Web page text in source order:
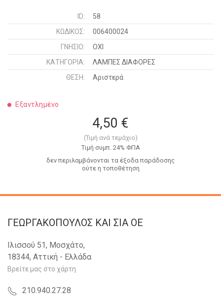
ID:
58
ΚΩΔΙΚΌΣ:
006400024
ΓΝΉΣΙΟ:
ΟΧΙ
ΚΑΤΗΓΟΡΊΑ:
ΛΑΜΠΕΣ ΔΙΑΦΟΡΕΣ
ΘΈΣΗ:
Αριστερά
Εξαντλημένο
4,50 €
(Τιμή ανά τεμάχιο)
Tιμή συμπ. 24% ΦΠΑ
δεν περιλαμβάνονται τα έξοδα παράδοσης
ούτε η τοποθέτηση
ΓΕΩΡΓΑΚΟΠΟΥΛΟΣ KAI ΣΙΑ OE
Ιλισσού 51, Μοσχάτο,
18344, Αττική - Ελλάδα
Βρείτε μας στο χάρτη
210.940.27.28